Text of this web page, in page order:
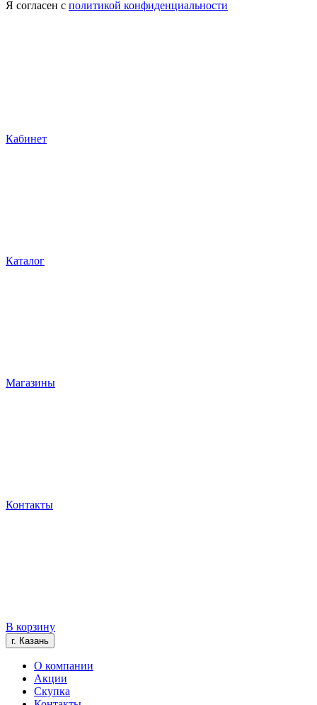
Я согласен с политикой конфиденциальности
Кабинет
Каталог
Магазины
Контакты
В корзину
г. Казань
О компании
Акции
Скупка